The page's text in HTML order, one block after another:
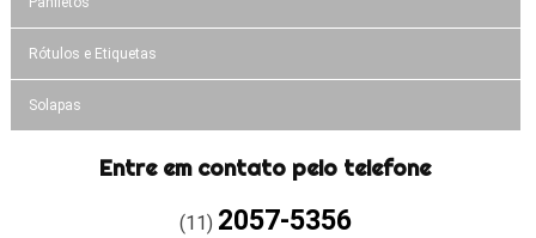
Rótulos e Etiquetas
Solapas
Entre em contato pelo telefone
(11) 2057-5356